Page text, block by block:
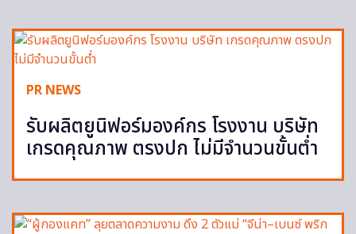
PR NEWS
รับผลิตยูนิฟอร์มองค์กร โรงงาน บริษัท
เกรดคุณภาพ ตรงปก ไม่มีจำนวนขั้นต่ำ